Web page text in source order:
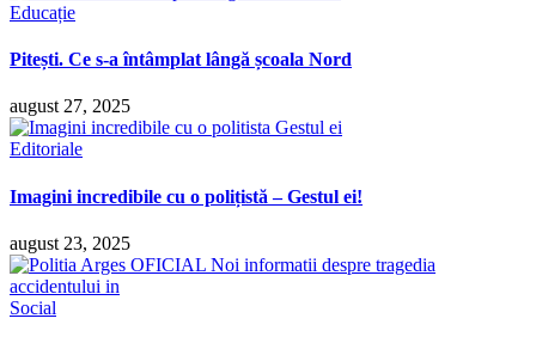
Educație
Pitești. Ce s-a întâmplat lângă școala Nord
august 27, 2025
Editoriale
Imagini incredibile cu o polițistă – Gestul ei!
august 23, 2025
Social